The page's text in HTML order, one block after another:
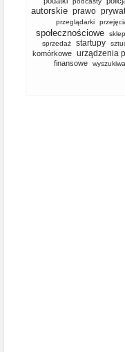
autorskie prawo
przeglądarki
społecznościowe
sprzedaż
startupy
komórkowe
urządzenia
finansowe